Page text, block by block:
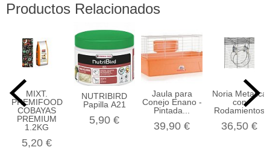
Productos Relacionados
MIXT.
PREMIFOOD
COBAYAS
PREMIUM
1.2KG
5,20 €
NUTRIBIRD
Papilla A21
5,90 €
Jaula para
Conejo Enano -
Pintada...
39,90 €
Noria Metalica
con
Rodamientos
36,50 €